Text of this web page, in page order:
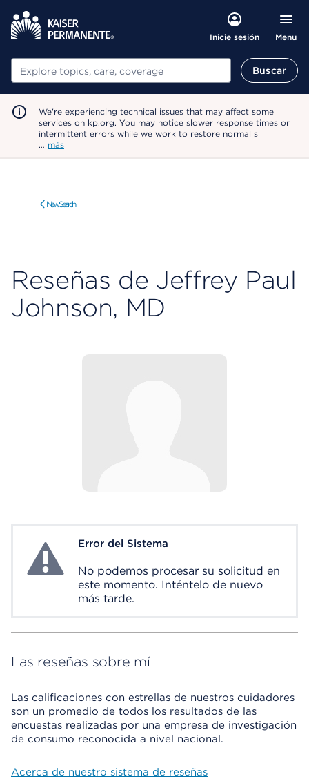
Inicie sesión Menu
Buscar Buscar
We're experiencing technical issues that may affect some
services on kp.org. You may notice slower response times or
intermittent errors while we work to restore normal s
… más
New Search
Reseñas de Jeffrey Paul
Johnson, MD
System ErrorError del Sistema
No podemos procesar su solicitud en
este momento. Inténtelo de nuevo
más tarde.
Las reseñas sobre mí
Las calificaciones con estrellas de nuestros cuidadores
son un promedio de todos los resultados de las
encuestas realizadas por una empresa de investigación
de consumo reconocida a nivel nacional.
Acerca de nuestro sistema de reseñas